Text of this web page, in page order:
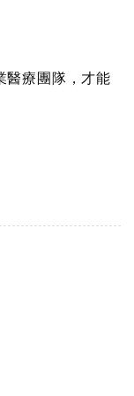
醫療團隊，才能